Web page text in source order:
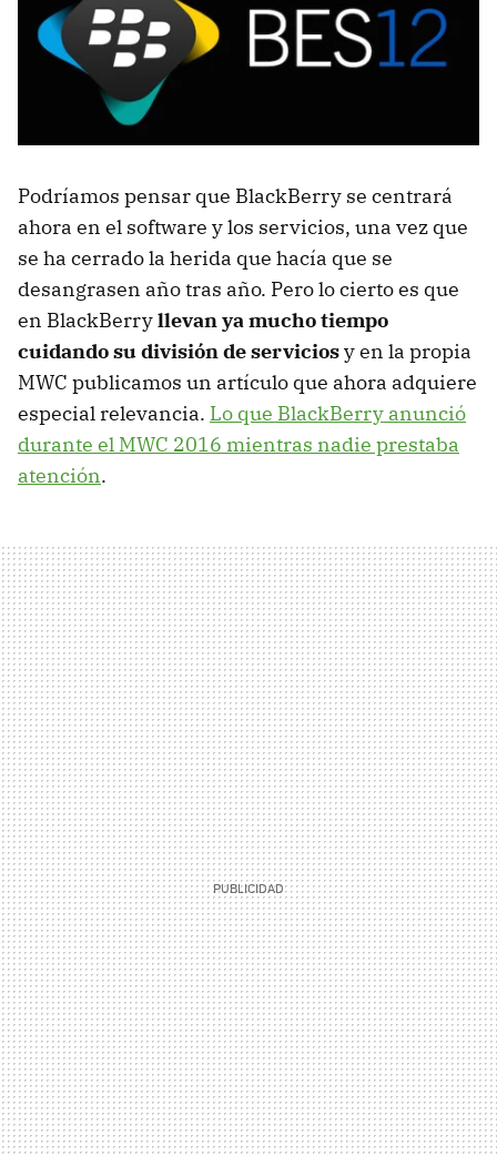
Podríamos pensar que BlackBerry se centrará
ahora en el software y los servicios, una vez que
se ha cerrado la herida que hacía que se
desangrasen año tras año. Pero lo cierto es que
en BlackBerryllevan ya mucho tiempo
cuidando su división de serviciosy en la propia
MWC publicamos un artículo que ahora adquiere
especial relevancia. Lo que BlackBerry anunció
durante el MWC 2016 mientras nadie prestaba
atención.